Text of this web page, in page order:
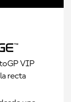
VIP
recta